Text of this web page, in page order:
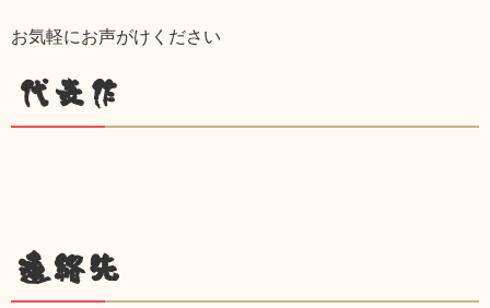
お気軽にお声がけください
代表作
連絡先